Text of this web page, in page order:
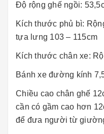
Độ rộng ghế ngồi:
Kích thước phủ bì:
tựa lưng 103 – 115cm
Kích thước chân xe:
Bánh xe đường kính
Chiều cao chân ghế
cần có gầm cao hơn
để đưa người từ